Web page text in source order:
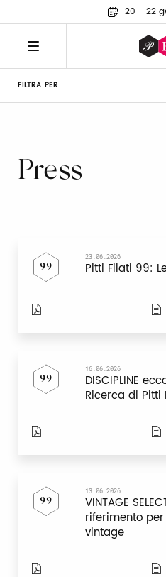
20 - 22
FILTRA PER
Press
99
23.06.2026
Pitti Filati 99:
99
16.06.2026
DISCIPLINE
Ricerca di Pitti
99
13.06.2026
VINTAGE
riferimento
vintage